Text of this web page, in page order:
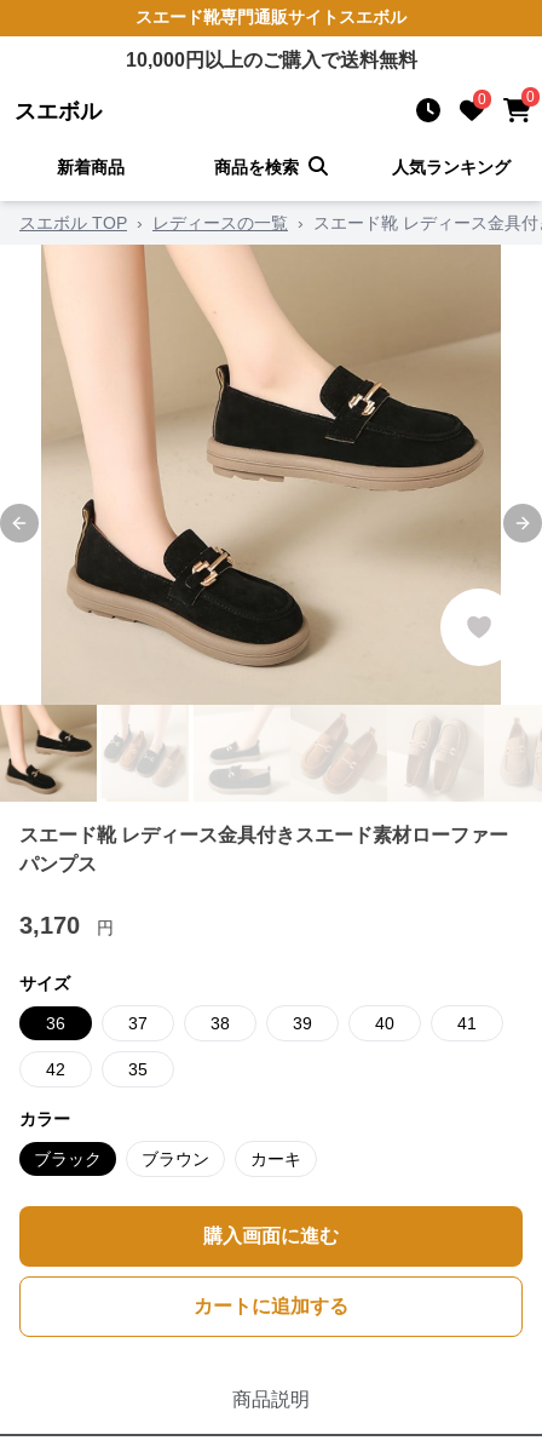
スエード靴専門通販サイト スエボル
10,000円以上のご購入で送料無料
スエボル 0 0
新着商品 商品を検索 人気ランキング
スエボル TOP › レディースの一覧 › スエード靴 レディース金具
Previous slide
スエード靴 レディース金具付きスエード素材ローファー
パンプス
3,170 円
サイズ
36 37 38 39 40 41
42 35
カラー
ブラック ブラウン カーキ
購入画面に進む
カートに追加する
商品説明